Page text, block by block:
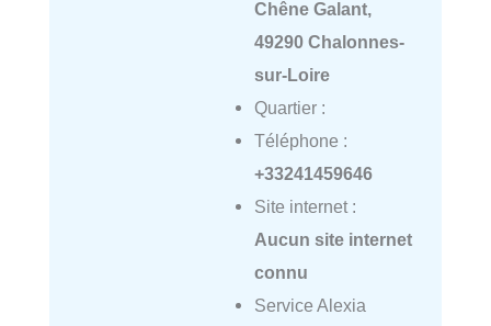
Chêne Galant,
49290 Chalonnes-
sur-Loire
Quartier :
Téléphone :
+33241459646
Site internet :
Aucun site internet
connu
Service Alexia